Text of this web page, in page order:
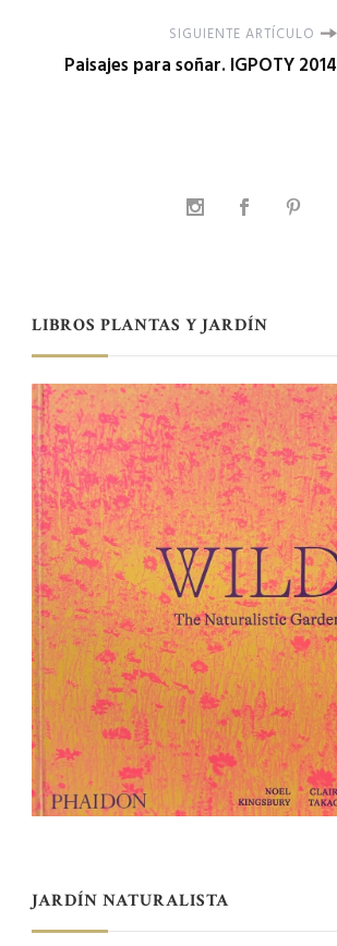
SIGUIENTE ARTÍCULO
Paisajes para soñar. IGPOTY 2014
LIBROS PLANTAS Y JARDÍN
JARDÍN NATURALISTA